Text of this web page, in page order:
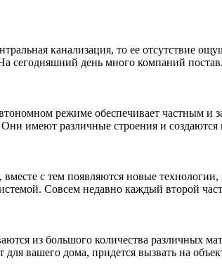
канализация, то ее отсутствие
сегодняшний день много компаний
режиме обеспечивает частным
имеют различные строения и
вместе с тем появляются новые
Совсем недавно каждый второй
из большого количества различных
вашего дома, придется вызвать на